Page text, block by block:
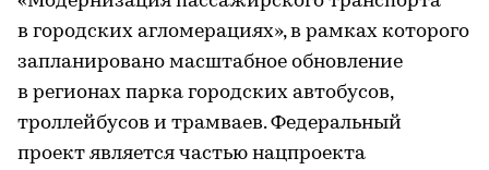
в городских агломерациях», в рамках которого
запланировано масштабное обновление
в регионах парка городских автобусов,
троллейбусов и трамваев. Федеральный
проект является частью нацпроекта